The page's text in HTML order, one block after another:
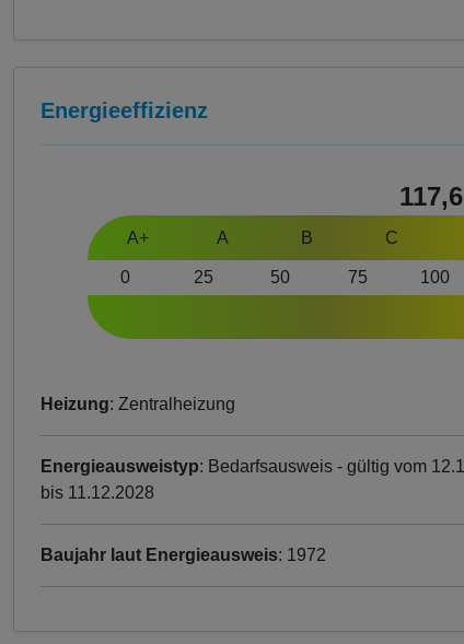
Energieeffizienz
A+ A B C
0 25 50 75 100
Heizung: Zentralheizung
Energieausweistyp: Bedarfsausweis - gültig vom
bis 11.12.2028
Baujahr laut Energieausweis: 1972